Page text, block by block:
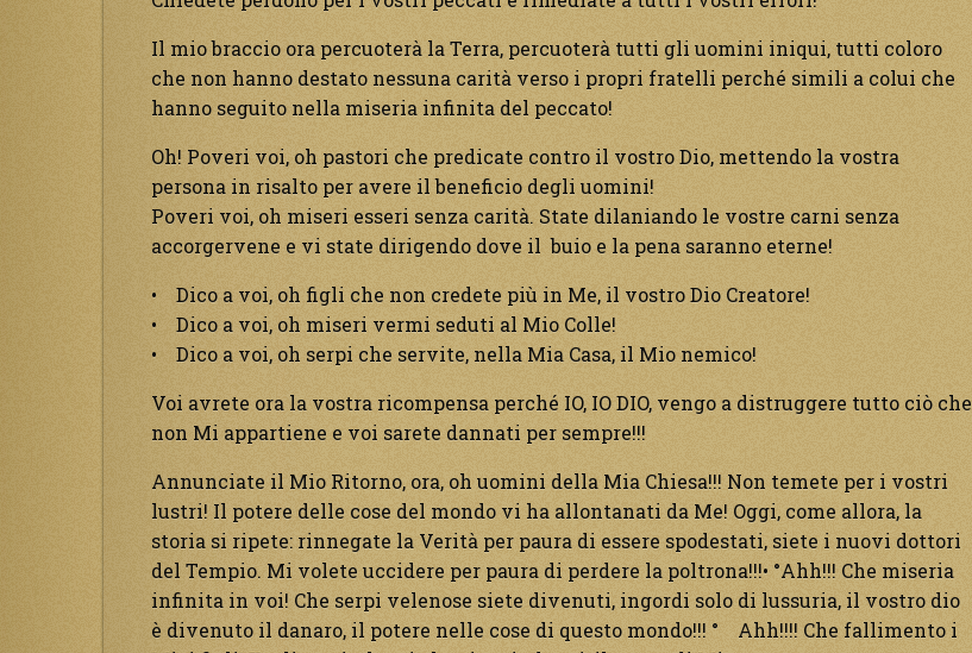
Il mio braccio ora percuoterà la Terra, percuoterà tutti gli uomini iniqui, tutti coloro
che non hanno destato nessuna carità verso i propri fratelli perché simili a colui che
hanno seguito nella miseria infinita del peccato!
Oh! Poveri voi, oh pastori che predicate contro il vostro Dio, mettendo la vostra
persona in risalto per avere il beneficio degli uomini!
Poveri voi, oh miseri esseri senza carità. State dilaniando le vostre carni senza
accorgervene e vi state dirigendo dove il buio e la pena saranno eterne!
• Dico a voi, oh figli che non credete più in Me, il vostro Dio Creatore!
• Dico a voi, oh miseri vermi seduti al Mio Colle!
• Dico a voi, oh serpi che servite, nella Mia Casa, il Mio nemico!
Voi avrete ora la vostra ricompensa perché IO, IO DIO, vengo a distruggere tutto ciò che
non Mi appartiene e voi sarete dannati per sempre!!!
Annunciate il Mio Ritorno, ora, oh uomini della Mia Chiesa!!! Non temete per i vostri
lustri! Il potere delle cose del mondo vi ha allontanati da Me! Oggi, come allora, la
storia si ripete: rinnegate la Verità per paura di essere spodestati, siete i nuovi dottori
del Tempio. Mi volete uccidere per paura di perdere la poltrona!!!• °Ahh!!! Che miseria
infinita in voi! Che serpi velenose siete divenuti, ingordi solo di lussuria, il vostro dio
è divenuto il danaro, il potere nelle cose di questo mondo!!! ° Ahh!!!! Che fallimento i